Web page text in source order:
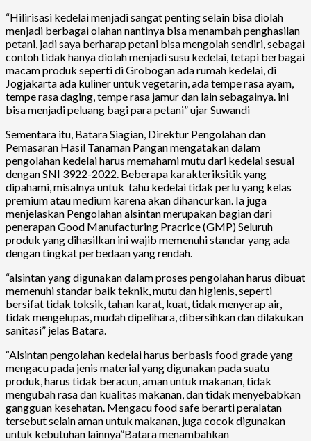
“Hilirisasi kedelai menjadi sangat penting selain bisa diolah
menjadi berbagai olahan nantinya bisa menambah penghasilan
petani, jadi saya berharap petani bisa mengolah sendiri, sebagai
contoh tidak hanya diolah menjadi susu kedelai, tetapi berbagai
macam produk seperti di Grobogan ada rumah kedelai, di
Jogjakarta ada kuliner untuk vegetarin, ada tempe rasa ayam,
tempe rasa daging, tempe rasa jamur dan lain sebagainya. ini
bisa menjadi peluang bagi para petani” ujar Suwandi
Sementara itu, Batara Siagian, Direktur Pengolahan dan
Pemasaran Hasil Tanaman Pangan mengatakan dalam
pengolahan kedelai harus memahami mutu dari kedelai sesuai
dengan SNI 3922-2022. Beberapa karakteriksitik yang
dipahami, misalnya untuk tahu kedelai tidak perlu yang kelas
premium atau medium karena akan dihancurkan. Ia juga
menjelaskan Pengolahan alsintan merupakan bagian dari
penerapan Good Manufacturing Pracrice (GMP) Seluruh
produk yang dihasilkan ini wajib memenuhi standar yang ada
dengan tingkat perbedaan yang rendah.
“alsintan yang digunakan dalam proses pengolahan harus dibuat
memenuhi standar baik teknik, mutu dan higienis, seperti
bersifat tidak toksik, tahan karat, kuat, tidak menyerap air,
tidak mengelupas, mudah dipelihara, dibersihkan dan dilakukan
sanitasi” jelas Batara.
“Alsintan pengolahan kedelai harus berbasis food grade yang
mengacu pada jenis material yang digunakan pada suatu
produk, harus tidak beracun, aman untuk makanan, tidak
mengubah rasa dan kualitas makanan, dan tidak menyebabkan
gangguan kesehatan. Mengacu food safe berarti peralatan
tersebut selain aman untuk makanan, juga cocok digunakan
untuk kebutuhan lainnya”Batara menambahkan